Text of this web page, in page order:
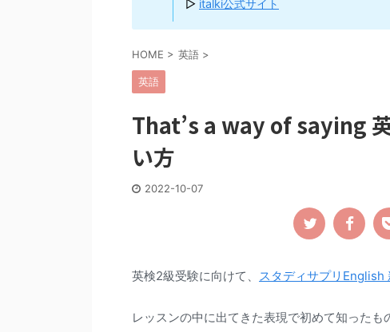
▷ italki公式サイト
HOME > 英語 >
英語
That’s a way of saying
い方
2022-10-07
英検2級受験に向けて、 スタディサプリEnglish
レッスンの中に出てきた表現で初めて知ったも